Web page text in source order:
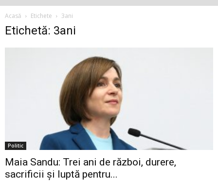
Acasă Etichete 3ani
Etichetă: 3ani
Politic
Maia Sandu: Trei ani de război, durere,
sacrificii și luptă pentru...